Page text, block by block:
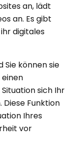
an, lädt
an. Es gibt
digitales
Sie können sie
einen
sich Ihr
Diese Funktion
Ihres
vor